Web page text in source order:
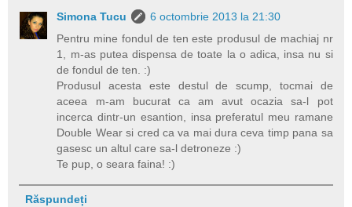
Simona Tucu
6 octombrie 2013 la 21:30
Pentru mine fondul de ten este produsul de machiaj nr
1, m-as putea dispensa de toate la o adica, insa nu si
de fondul de ten. :)
Produsul acesta este destul de scump, tocmai de
aceea m-am bucurat ca am avut ocazia sa-l pot
incerca dintr-un esantion, insa preferatul meu ramane
Double Wear si cred ca va mai dura ceva timp pana sa
gasesc un altul care sa-l detroneze :)
Te pup, o seara faina! :)
Răspundeți